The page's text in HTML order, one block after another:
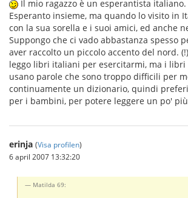
Il mio ragazzo è un esperantista
Esperanto insieme, ma quando lo visito in
con la sua sorella e i suoi amici, ed anche
Suppongo che ci vado abbastanza spesso
aver raccolto un piccolo accento del nord.
leggo libri italiani per esercitarmi, ma i
usano parole che sono troppo difficili per
continuamente un dizionario, quindi
per i bambini, per potere leggere un po'
erinja (Visa profilen)
6 april 2007 13:32:20
Matilda 69: